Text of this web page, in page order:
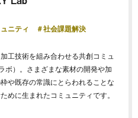
ニティ ＃社会課題解決
工技術を組み合わせる共創コミュ
ボ）。さまざまな素材の開発や加
や既存の常識にとらわれることな
めに生まれたコミュニティです。